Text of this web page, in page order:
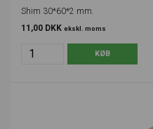
Shim 30*60*2 mm.
11,00 DKK ekskl. moms